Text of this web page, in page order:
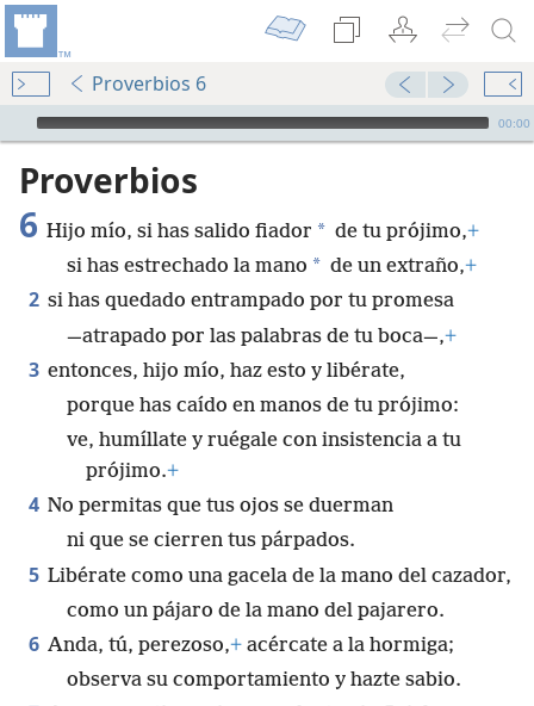
Proverbios 6
Audio Player
00:00
Proverbios
6 Hijo mío, si has salido fiador * de tu prójimo,+
si has estrechado la mano * de un extraño,+
2 si has quedado entrampado por tu promesa
—atrapado por las palabras de tu boca—,+
3 entonces, hijo mío, haz esto y libérate,
porque has caído en manos de tu prójimo:
ve, humíllate y ruégale con insistencia a tu
prójimo.+
4 No permitas que tus ojos se duerman
ni que se cierren tus párpados.
5 Libérate como una gacela de la mano del cazador,
como un pájaro de la mano del pajarero.
6 Anda, tú, perezoso,+ acércate a la hormiga;
observa su comportamiento y hazte sabio.